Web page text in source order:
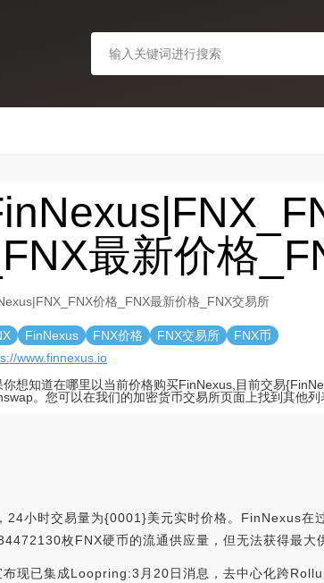
_FNX最新价格
价格_FNX最新价格_FNX交易所
FinNexus FNX价格 FNX交易所
FNX币
www.finnexus.io
你想知道在哪里以当前价格购买FinNexus,目前交易
。您可以在我们的加密货币交易所页面上找到其他列
24小时交易量为{0001}美元实时价格。FinNexus
枚FNX硬币的流通供应量，但无法获得最大
现已集成Loopring:3月20日消息，去中心化跨